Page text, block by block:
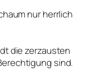
nur herrlich
die zerzausten
sind.